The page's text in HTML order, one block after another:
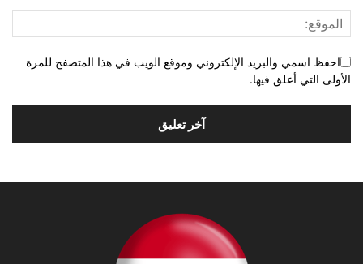
احفظ اسمي والبريد الإلكتروني وموقع الويب في هذا المتصفح للمرة
الأولى التي أعلق فيها.